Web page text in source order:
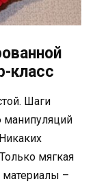
класс
Шаги
манипуляций
мягкая
материалы –